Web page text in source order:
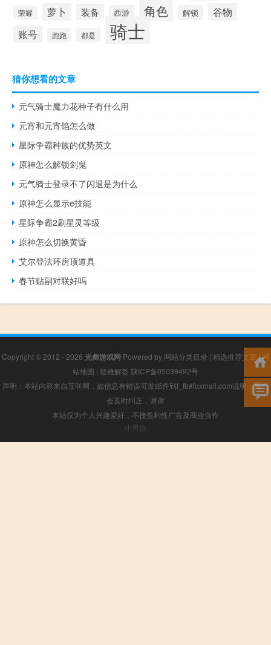
荣耀 萝卜 装备 西游 角色 解锁 谷物
账号 跑跑 都是 骑士
猜你想看的文章
元气骑士魔力花种子有什么用
元宵和元宵馅怎么做
星际争霸种族的优势英文
原神怎么解锁剑鬼
元气骑士登录不了闪退是为什么
原神怎么显示e技能
星际争霸2刷星灵等级
原神怎么切换黄昏
艾尔登法环房顶道具
春节贴副对联好吗
Copyright © 2012 - 2026 光彪游戏网 Powered by 网站分类目录 | 精选推荐文章 |网
站地图 | 疑难解答 陕ICP备05039492号
声明：本站内容来自互联网，如信息有错误可发邮件到f_fb#foxmail.com说明，我们
会及时纠正，谢谢
本站仅为个人兴趣爱好，不接盈利性广告及商业合作
小男孩